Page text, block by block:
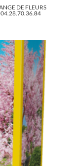
DE FLEURS
04.28.70.36.84